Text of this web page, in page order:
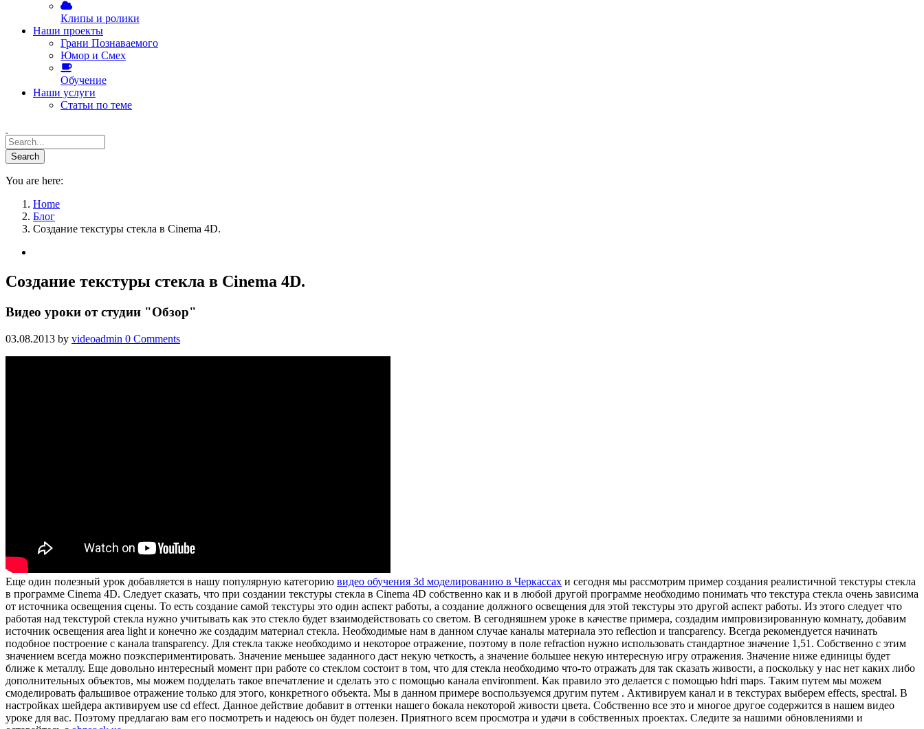
Клипы и ролики
Наши проекты
Грани Познаваемого
Юмор и Смех
Обучение
Наши услуги
Статьи по теме
You are here:
Home
Блог
Создание текстуры стекла в Cinema 4D.
Создание текстуры стекла в Cinema 4D.
Видео уроки от студии "Обзор"
03.08.2013 by videoadmin 0 Comments
Еще один полезный урок добавляется в нашу популярную категорию видео обучения 3d моделированию в Черкассах и сегодня мы рассмотрим пример создания реалистичной текстуры стекла
в программе Cinema 4D. Следует сказать, что при создании текстуры стекла в Cinema 4D собственно как и в любой другой программе необходимо понимать что текстура стекла очень зависима
от источника освещения сцены. То есть создание самой текстуры это один аспект работы, а создание должного освещения для этой текстуры это другой аспект работы. Из этого следует что
работая над текстурой стекла нужно учитывать как это стекло будет взаимодействовать со светом. В сегодняшнем уроке в качестве примера, создадим импровизированную комнату, добавим
источник освещения area light и конечно же создадим материал стекла. Необходимые нам в данном случае каналы материала это reflection и trancparency. Всегда рекомендуется начинать
подобное построение с канала transparency. Для стекла также необходимо и некоторое отражение, поэтому в поле refraction нужно использовать стандартное значение 1,51. Собственно с этим
значением всегда можно поэкспериментировать. Значение меньшее заданного даст некую четкость, а значение большее некую интересную игру отражения. Значение ниже единицы будет
ближе к металлу. Еще довольно интересный момент при работе со стеклом состоит в том, что для стекла необходимо что-то отражать для так сказать живости, а поскольку у нас нет каких либо
дополнительных объектов, мы можем подделать такое впечатление и сделать это с помощью канала environment. Как правило это делается с помощью hdri maps. Таким путем мы можем
смоделировать фальшивое отражение только для этого, конкретного объекта. Мы в данном примере воспользуемся другим путем . Активируем канал и в текстурах выберем effects, spectral. В
настройках шейдера активируем use cd effect. Данное действие добавит в оттенки нашего бокала некоторой живости цвета. Собственно все это и многое другое содержится в нашем видео
уроке для вас. Поэтому предлагаю вам его посмотреть и надеюсь он будет полезен. Приятного всем просмотра и удачи в собственных проектах. Следите за нашими обновлениями и